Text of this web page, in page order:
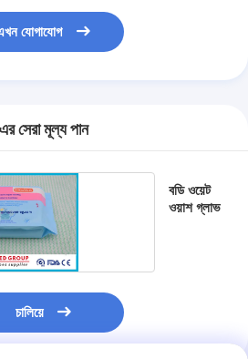
যোগাযোগ
এর সেরা মূল্য পান
বডি ওয়েট
ওয়াশ গ্লাভ
চালিয়ে